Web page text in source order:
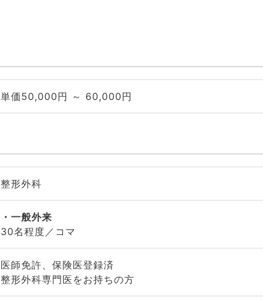
単価50,000円 ～ 60,000円
整形外科
一般外来
30名程度／コマ
医師免許、保険医登録済
整形外科専門医をお持ちの方